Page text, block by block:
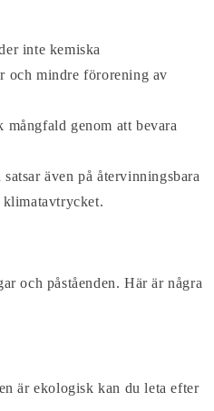
inte kemiska
och mindre förorening av
genom att bevara
även på återvinningsbara
och påståenden. Här är några
är ekologisk kan du leta efter